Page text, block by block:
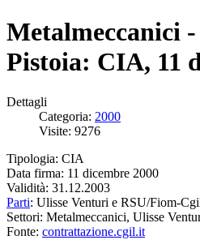
Metalmeccanici
Pistoia: CIA, 11
Dettagli
Categoria: 2000
Visite: 9276
Tipologia: CIA
Data firma: 11 dicembre 2000
Validità: 31.12.2003
Parti: Ulisse Venturi e RSU/Fiom-
Settori: Metalmeccanici, Ulisse
Fonte: contrattazione.cgil.it